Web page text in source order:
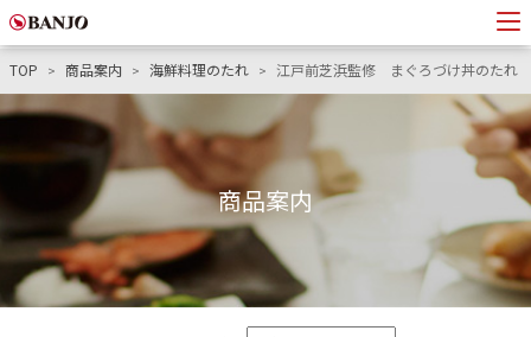
TOP 商品案内 海鮮料理のたれ 江戸前芝浜監修 まぐろづけ丼のたれ
商品案内